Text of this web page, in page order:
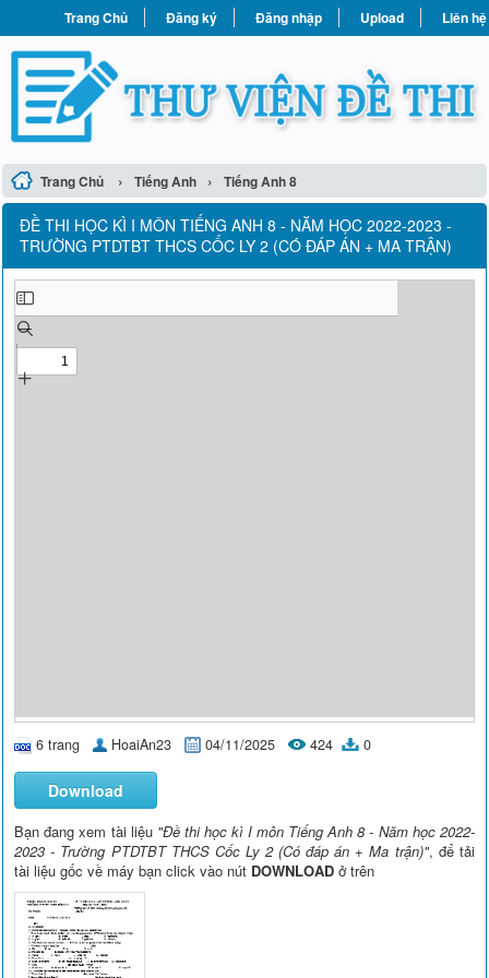
Trang Chủ Đăng ký Đăng nhập Upload Liên hệ
Trang Chủ › Tiếng Anh › Tiếng Anh 8
ĐỀ THI HỌC KÌ I MÔN TIẾNG ANH 8 - NĂM HỌC 2022-2023 -
TRƯỜNG PTDTBT THCS CỐC LY 2 (CÓ ĐÁP ÁN + MA TRẬN)
6 trang HoaiAn23 04/11/2025 424 0
Download
Bạn đang xem tài liệu "Đề thi học kì I môn Tiếng Anh 8 - Năm học 2022-
2023 - Trường PTDTBT THCS Cốc Ly 2 (Có đáp án + Ma trận)", để tải
tài liệu gốc về máy bạn click vào nút DOWNLOAD ở trên